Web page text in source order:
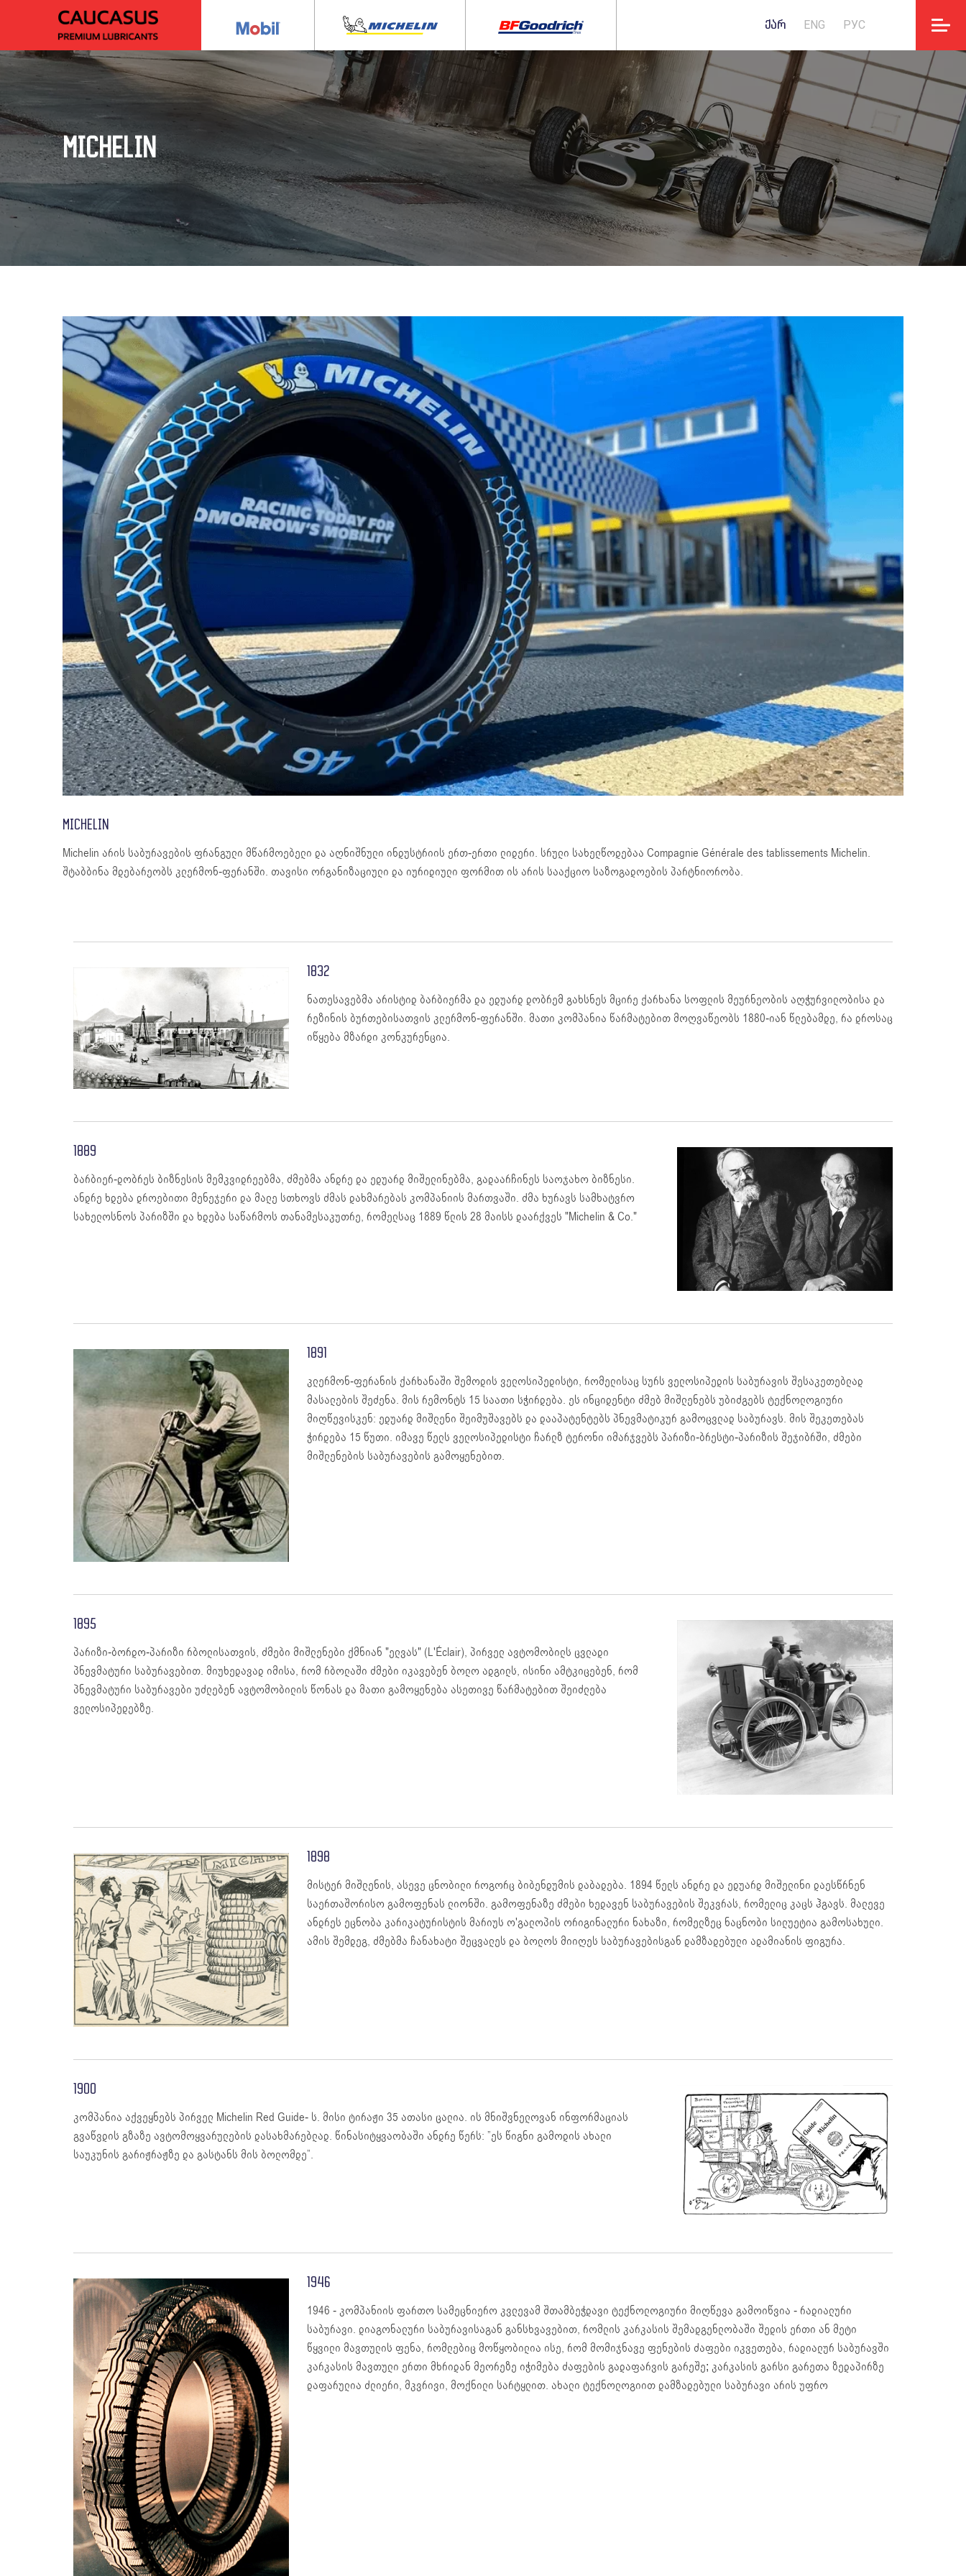
ᲥᲐᲠ ENG РУС
MICHELIN
MICHELIN
Michelin არის საბურავების ფრანგული მწარმოებელი და აღნიშნული ინდუსტრიის ერთ-ერთი ლიდერი. სრული სახელწოდებაა Compagnie Générale des tablissements Michelin.
შტაბბინა მდებარეობს კლერმონ-ფერანში. თავისი ორგანიზაციული და იურიდიული ფორმით ის არის სააქციო საზოგადოების პარტნიორობა.
1832
ნათესავებმა არისტიდ ბარბიერმა და ედუარდ დობრემ გახსნეს მცირე ქარხანა სოფლის მეურნეობის აღჭურვილობისა და
რეზინის ბურთებისათვის კლერმონ-ფერანში. მათი კომპანია წარმატებით მოღვაწეობს 1880-იან წლებამდე, რა დროსაც
იწყება მზარდი კონკურენცია.
1889
ბარბიერ-დობრეს ბიზნესის მემკვიდრეებმა, ძმებმა ანდრე და ედუარდ მიშელინებმა, გადაარჩინეს საოჯახო ბიზნესი.
ანდრე ხდება დროებითი მენეჯერი და მალე სთხოვს ძმას დახმარებას კომპანიის მართვაში. ძმა ხურავს სამხატვრო
სახელოსნოს პარიზში და ხდება საწარმოს თანამესაკუთრე, რომელსაც 1889 წლის 28 მაისს დაარქვეს "Michelin & Co."
1891
კლერმონ-ფერანის ქარხანაში შემოდის ველოსიპედისტი, რომელისაც სურს ველოსიპედის საბურავის შესაკეთებლად
მასალების შეძენა. მის რემონტს 15 საათი სჭირდება. ეს ინციდენტი ძმებ მიშლენებს უბიძგებს ტექნოლოგიური
მიღწევისკენ: ედუარდ მიშლენი შეიმუშავებს და დააპატენტებს პნევმატიკურ გამოცვლად საბურავს. მის შეკეთებას
ჭირდება 15 წუთი. იმავე წელს ველოსიპედისტი ჩარლზ ტერონი იმარჯვებს პარიზი-ბრესტი-პარიზის შეჯიბრში, ძმები
მიშლენების საბურავების გამოყენებით.
1895
პარიზი-ბორდო-პარიზი რბოლისათვის, ძმები მიშლენები ქმნიან "ელვას" (L'Éclair), პირველ ავტომობილს ცვლადი
პნევმატური საბურავებით. მიუხედავად იმისა, რომ რბოლაში ძმები იკავებენ ბოლო ადგილს, ისინი ამტკიცებენ, რომ
პნევმატური საბურავები უძლებენ ავტომობილის წონას და მათი გამოყენება ასეთივე წარმატებით შეიძლება
ველოსიპედებზე.
1898
მისტერ მიშლენის, ასევე ცნობილი როგორც ბიბენდუმის დაბადება. 1894 წელს ანდრე და ედუარდ მიშელინი დაესწრნენ
საერთაშორისო გამოფენას ლიონში. გამოფენაზე ძმები ხედავენ საბურავების შეკვრას, რომელიც კაცს ჰგავს. მალევე
ანდრეს ეცნობა კარიკატურისტის მარიუს ო'გალოპის ორიგინალური ნახაზი, რომელზეც ნაცნობი სილუეტია გამოსახული.
ამის შემდეგ, ძმებმა ჩანახატი შეცვალეს და ბოლოს მიიღეს საბურავებისგან დამზადებული ადამიანის ფიგურა.
1900
კომპანია აქვეყნებს პირველ Michelin Red Guide- ს. მისი ტირაჟი 35 ათასი ცალია. ის მნიშვნელოვან ინფორმაციას
გვაწვდის გზაზე ავტომოყვარულების დასახმარებლად. წინასიტყვაობაში ანდრე წერს: ”ეს წიგნი გამოდის ახალი
საუკუნის გარიჟრაჟზე და გასტანს მის ბოლომდე”.
1946
1946 - კომპანიის ფართო სამეცნიერო კვლევამ შთამბეჭდავი ტექნოლოგიური მიღწევა გამოიწვია - რადიალური
საბურავი. დიაგონალური საბურავისაგან განსხვავებით, რომლის კარკასის შემადგენლობაში შედის ერთი ან მეტი
წყვილი მავთულის ფენა, რომლებიც მოწყობილია ისე, რომ მომიჯნავე ფენების ძაფები იკვეთება, რადიალურ საბურავში
კარკასის მავთული ერთი მხრიდან მეორეზე იჭიმება ძაფების გადაფარვის გარეშე; კარკასის გარსი გარეთა ზედაპირზე
დაფარულია ძლიერი, მკვრივი, მოქნილი სარტყლით. ახალი ტექნოლოგიით დამზადებული საბურავი არის უფრო